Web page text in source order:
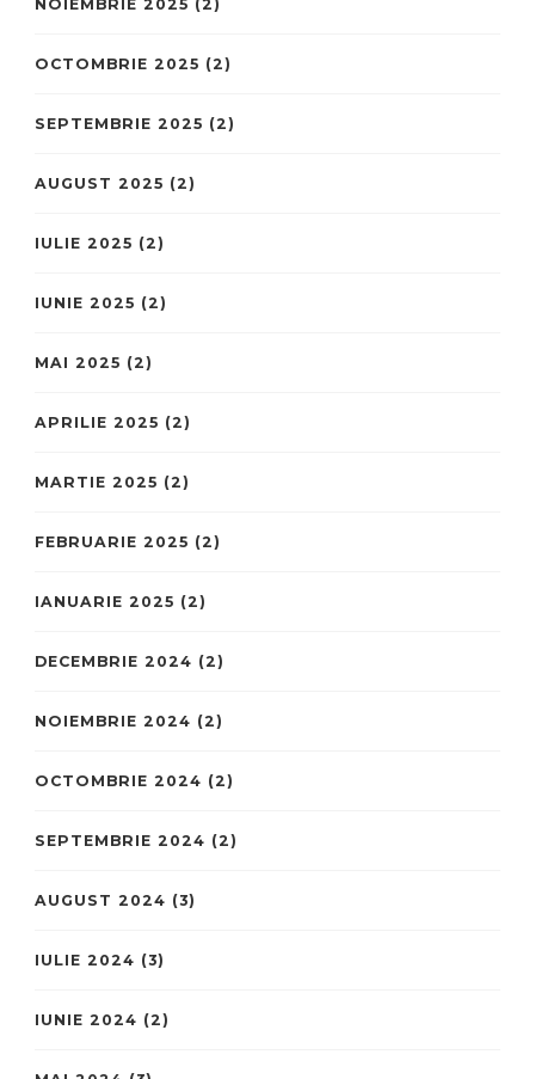
NOIEMBRIE 2025 (2)
OCTOMBRIE 2025 (2)
SEPTEMBRIE 2025 (2)
AUGUST 2025 (2)
IULIE 2025 (2)
IUNIE 2025 (2)
MAI 2025 (2)
APRILIE 2025 (2)
MARTIE 2025 (2)
FEBRUARIE 2025 (2)
IANUARIE 2025 (2)
DECEMBRIE 2024 (2)
NOIEMBRIE 2024 (2)
OCTOMBRIE 2024 (2)
SEPTEMBRIE 2024 (2)
AUGUST 2024 (3)
IULIE 2024 (3)
IUNIE 2024 (2)